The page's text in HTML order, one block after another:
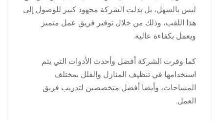
ليس بالسهل، بل بذلت الشركة مجهود كبير للوصول إلى
هذا اللقب، وذلك من خلال توفير فريق عمل متميز
ويعمل بكفاءة عالية.
كما وفرت الشركة أفضل وأحدث الأدوات التي يتم
استخدامها في تنظيف المنازل والفلل بمختلف
المساحات، وأيضا أفضل متخصصين لتدريب فريق
العمل.